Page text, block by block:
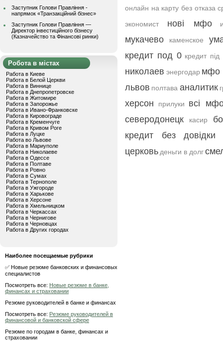
Заступник Голови Правління -
напрямок «Транзакційний бізнес»
Заступник Голови Правління —
Директор інвестиційного бізнесу
(Казначейство та Фінансові ринки)
Робота в містах
Работа в Киеве
Работа в Белой Церкви
Работа в Виннице
Работа в Днепропетровске
Работа в Житомире
Работа в Запорожье
Работа в Ивано-Франковске
Работа в Кировограде
Работа в Кременчуге
Работа в Кривом Роге
Работа в Луцке
Работа во Львове
Работа в Мариуполе
Работа в Николаеве
Работа в Одессе
Работа в Полтаве
Работа в Ровно
Работа в Сумах
Работа в Тернополе
Работа в Ужгороде
Работа в Харькове
Работа в Херсоне
Работа в Хмельницком
Работа в Черкассах
Работа в Чернигове
Работа в Черновцах
Работа в Других городах
Наиболее посещаемые рубрики
✅ Новые резюме банковских и финансовых
специалистов
Посмотреть все: Новые резюме в банке,
финансах и страховании
Резюме руководителей в банке и финансах
Посмотреть все: Резюме руководителей в
финансовой и банковской сфере
Резюме по городам в банке, финансах и
страховании
онлайн на карту без отказа
экономист
нові мфо
мукачево каменское
кредит под 0 кредит під
николаев энергодар мфо
львов полтава аналитик
херсон прилуки
всі
северодонецк
касир
кредит без
церковь деньги в долг